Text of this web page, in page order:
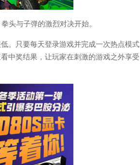
头与子弹的激烈对决开始。
。只要每天登录游戏并完成一次热点模式
中奖结果，让玩家在刺激的游戏之外享受